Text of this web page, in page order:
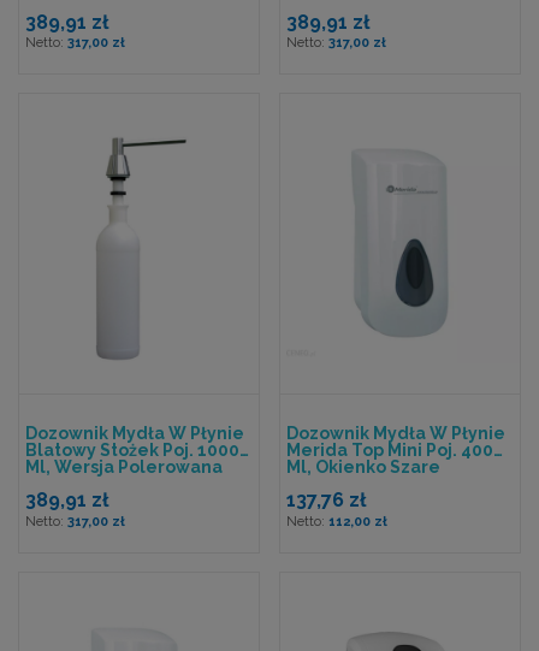
389,91 zł
317,00 zł
389,91 zł
317,00 zł
Dozownik Mydła W Płynie
Blatowy Stożek Poj. 1000
Ml, Wersja Polerowana
389,91 zł
317,00 zł
Dozownik Mydła W Płynie
Merida Top Mini Poj. 400
Ml, Okienko Szare
137,76 zł
112,00 zł